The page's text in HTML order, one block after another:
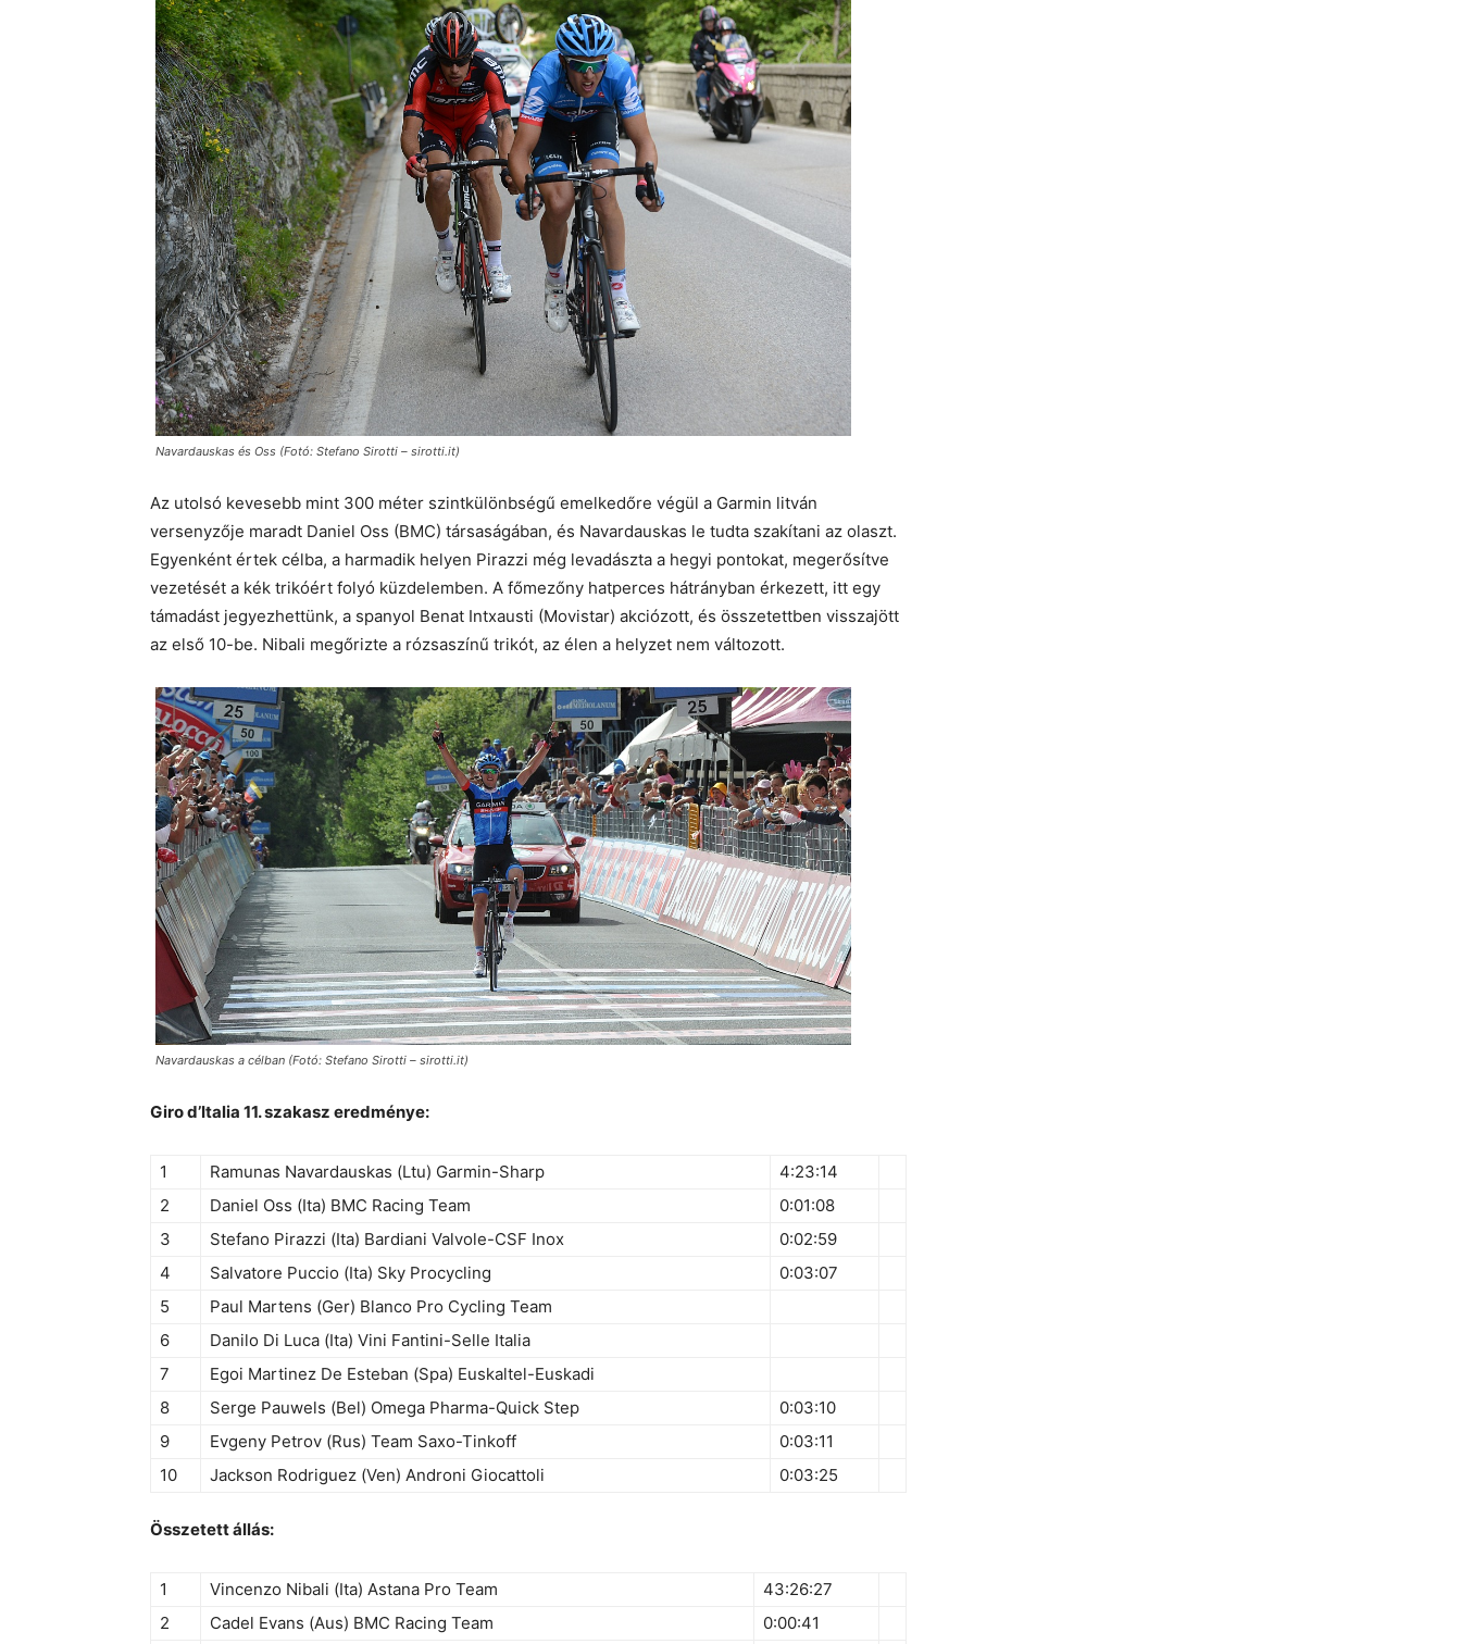
Navardauskas és Oss (Fotó: Stefano Sirotti – sirotti.it)
Az utolsó kevesebb mint 300 méter szintkülönbségű emelkedőre végül a Garmin litván
versenyzője maradt Daniel Oss (BMC) társaságában, és Navardauskas le tudta szakítani az olaszt.
Egyenként értek célba, a harmadik helyen Pirazzi még levadászta a hegyi pontokat, megerősítve
vezetését a kék trikóért folyó küzdelemben. A főmezőny hatperces hátrányban érkezett, itt egy
támadást jegyezhettünk, a spanyol Benat Intxausti (Movistar) akciózott, és összetettben visszajött
az első 10-be. Nibali megőrizte a rózsaszínű trikót, az élen a helyzet nem változott.
Navardauskas a célban (Fotó: Stefano Sirotti – sirotti.it)
Giro d’Italia 11. szakasz eredménye:
1 Ramunas Navardauskas (Ltu) Garmin-Sharp
4:23:14
2
Daniel Oss (Ita) BMC Racing Team
0:01:08
3
Stefano Pirazzi (Ita) Bardiani Valvole-CSF Inox
0:02:59
4
Salvatore Puccio (Ita) Sky Procycling
0:03:07
5
Paul Martens (Ger) Blanco Pro Cycling Team
6
Danilo Di Luca (Ita) Vini Fantini-Selle Italia
7
Egoi Martinez De Esteban (Spa) Euskaltel-Euskadi
8
Serge Pauwels (Bel) Omega Pharma-Quick Step
0:03:10
9
Evgeny Petrov (Rus) Team Saxo-Tinkoff
0:03:11
10
Jackson Rodriguez (Ven) Androni Giocattoli 0:03:25
Összetett állás:
1 Vincenzo Nibali (Ita) Astana Pro Team
43:26:27
2
Cadel Evans (Aus) BMC Racing Team
0:00:41